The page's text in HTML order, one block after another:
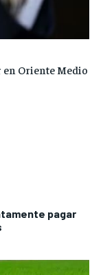
pagar
en Oriente Medio